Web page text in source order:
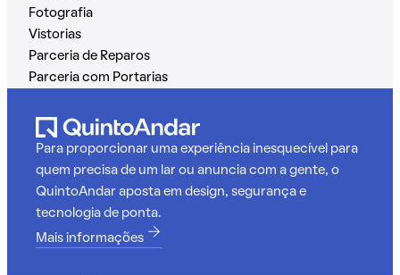
Fotografia
Vistorias
Parceria de Reparos
Parceria com Portarias
Para proporcionar uma experiência inesquecível para
quem precisa de um lar ou anuncia com a gente, o
QuintoAndar aposta em design, segurança e
tecnologia de ponta.
Mais informações